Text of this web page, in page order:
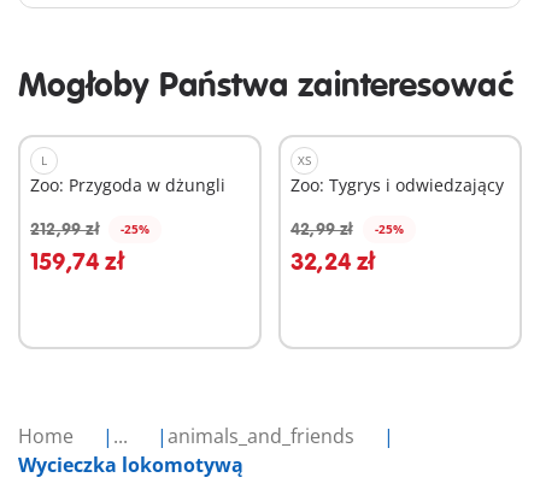
Home ...
animals_and_friends
Wycieczka lokomotywą
Mogłoby Państwa zainteresować
L
Zoo: Przygoda w dżungli
212,99 zł -25%
159,74 zł
Dodaj do koszyka
XS
Zoo: Tygrys i odwiedzający
42,99 zł -25%
32,24 zł
Dodaj do koszyka